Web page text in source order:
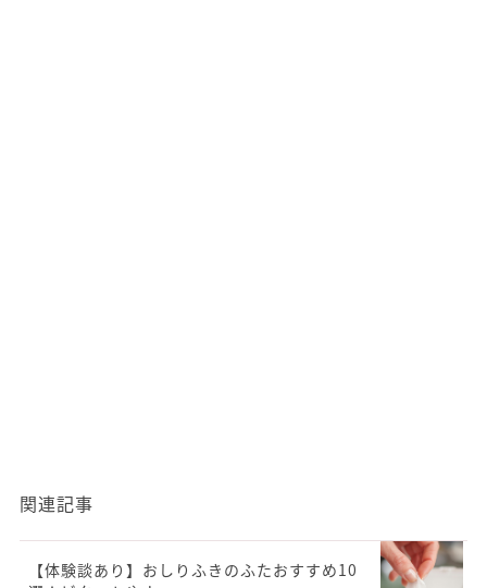
関連記事
【体験談あり】おしりふきのふたおすすめ10